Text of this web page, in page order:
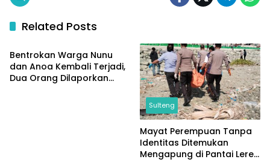
Related Posts
Sulteng
Bentrokan Warga Nunu
dan Anoa Kembali Terjadi,
Dua Orang Dilaporkan
Sulteng
Mayat Perempuan Tanpa
Identitas Ditemukan
Mengapung di Pantai Lere,